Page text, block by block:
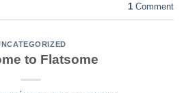
1 Comment
to Flatsome